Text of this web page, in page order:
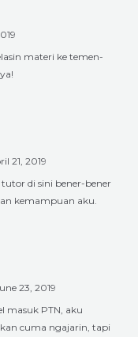
materi ke temen-
21, 2019
di sini bener-bener
kemampuan aku.
23, 2019
masuk PTN, aku
cuma ngajarin, tapi